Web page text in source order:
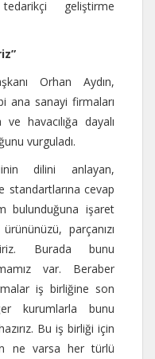
geliştirme
Orhan Aydın,
ana sanayi firmaları
havacılığa dayalı
vurguladı.
dilini anlayan,
standartlarına cevap
bulunduğuna işaret
parçanızı
Burada bunu
var. Beraber
iş birliğine son
kurumlarla bunu
Bu iş birliği için
ne varsa her türlü